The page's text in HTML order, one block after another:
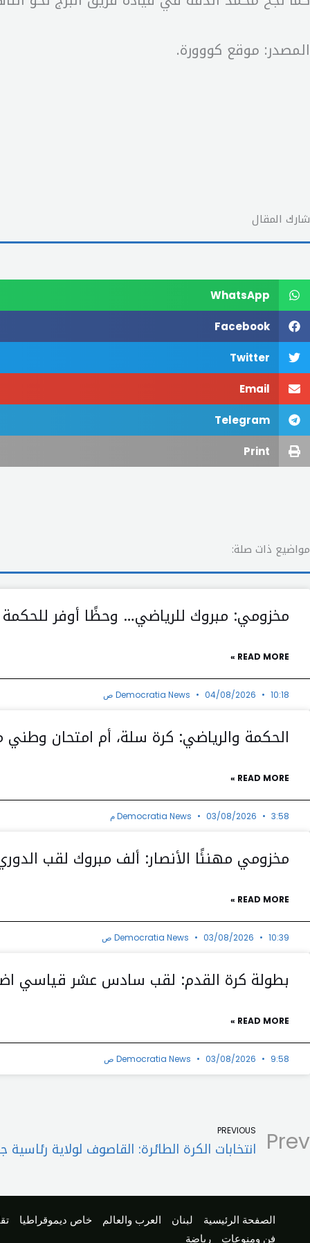
المصدر: موقع كووورة.
شارك المقال
WhatsApp
Facebook
Twitter
Email
Telegram
Print
مواضيع ذات صلة:
مخزومي: مبروك للرياضي… وحظًا أوفر للحكمة
READ MORE »
Democratia News 04/08/2026 10:18 ص
الحكمة والرياضي: كرة سلة، أم امتحان
READ MORE »
Democratia News 03/08/2026 3:58 م
مخزومي مهنئًا الأنصار: ألف مبروك لقب
READ MORE »
Democratia News 03/08/2026 10:39 ص
بطولة كرة القدم: لقب سادس عشر قياسي اضافي
READ MORE »
Democratia News 03/08/2026 9:58 ص
Prev
PREVIOUS
الصفحة الرئيسية لبنان العرب والعالم خاص ديموقراطيا
فن ومنوعات
رياضة